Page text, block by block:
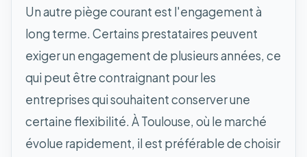
Un autre piège courant est l'engagement à
long terme. Certains prestataires peuvent
exiger un engagement de plusieurs années, ce
qui peut être contraignant pour les
entreprises qui souhaitent conserver une
certaine flexibilité. À Toulouse, où le marché
évolue rapidement, il est préférable de choisir